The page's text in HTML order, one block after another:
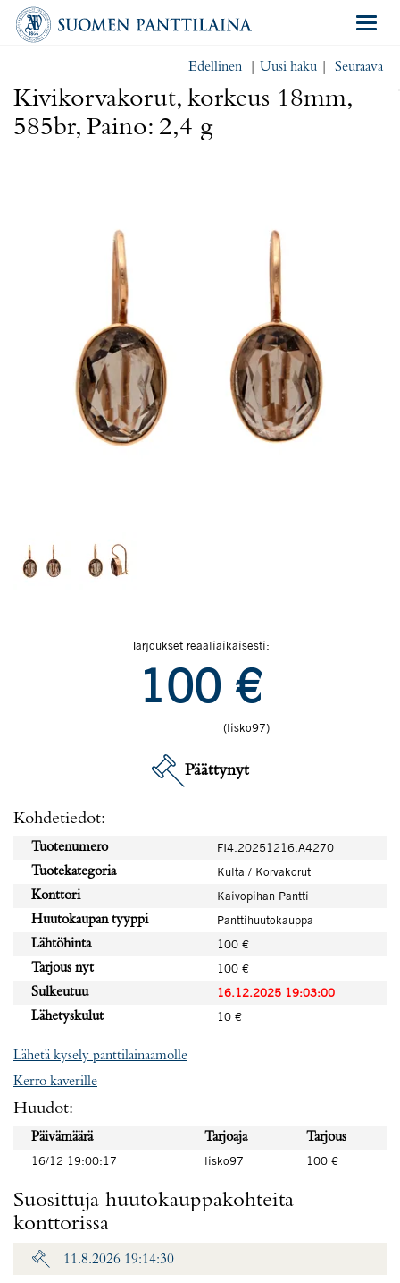
Edellinen Uusi haku Seuraava
Kivikorvakorut, korkeus 18mm,
585br, Paino: 2,4 g
Tarjoukset reaaliaikaisesti:
100 €
(lisko97)
Päättynyt
Kohdetiedot:
Tuotenumero
FI4.20251216.A4270
Tuotekategoria
Kulta / Korvakorut
Konttori
Kaivopihan Pantti
Huutokaupan tyyppi
Panttihuutokauppa
Lähtöhinta
100 €
Tarjous nyt
100 €
Sulkeutuu
16.12.2025 19:03:00
Lähetyskulut
10 €
Lähetä kysely panttilainaamolle
Kerro kaverille
Huudot:
Päivämäärä Tarjoaja
Tarjous
16/12 19:00:17
lisko97 100 €
Suosittuja huutokauppakohteita
konttorissa
11.8.2026 19:14:30